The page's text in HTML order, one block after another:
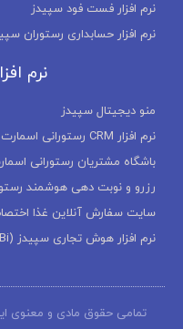
نرم افزار فست فود سپیدز
نرم افزار حسابداری رستوران
نرم
منو دیجیتال سپیدز
نرم افزار CRM رستورانی اسمارت ایکس
باشگاه مشتریان رستورانی
رزرو و نوبت دهی هوشمند
سایت سفارش آنلاین غذا
نرم افزار هوش تجاری سپیدز (Bi)
تمامی حقوق مادی و معنوی